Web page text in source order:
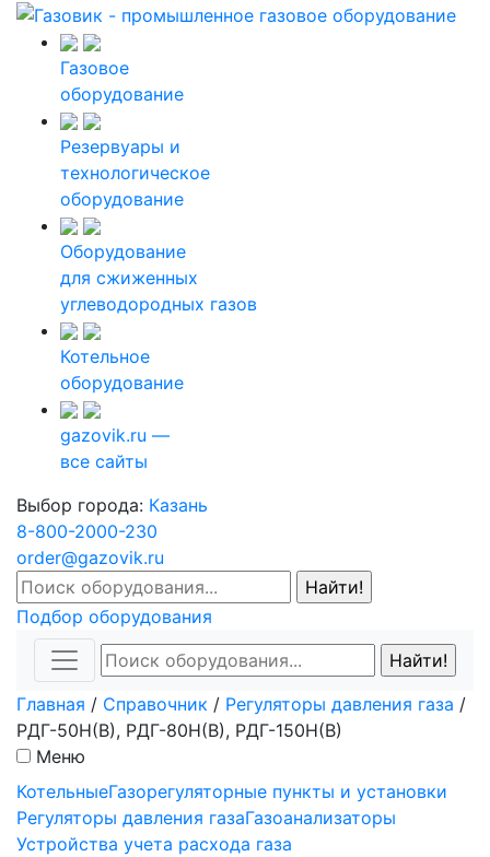
Газовое
оборудование
Резервуары и
технологическое
оборудование
Оборудование
для сжиженных
углеводородных газов
Котельное
оборудование
gazovik.ru —
все сайты
Выбор города: Казань
8-800-2000-230
order@gazovik.ru
Подбор оборудования
Главная / Справочник / Регуляторы давления газа /
РДГ-50Н(В), РДГ-80Н(В), РДГ-150Н(В)
Меню
КотельныеГазорегуляторные пункты и установки
Регуляторы давления газаГазоанализаторы
Устройства учета расхода газа